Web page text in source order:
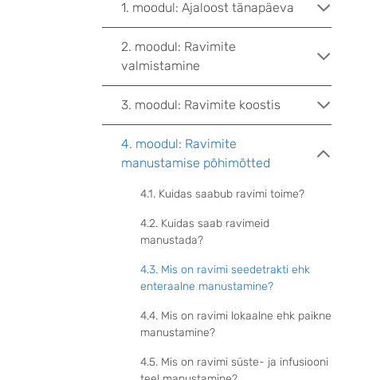
1. moodul: Ajaloost tänapäeva
2. moodul: Ravimite
valmistamine
3. moodul: Ravimite koostis
4. moodul: Ravimite
manustamise põhimõtted
4.1. Kuidas saabub ravimi toime?
4.2. Kuidas saab ravimeid
manustada?
4.3. Mis on ravimi seedetrakti ehk
enteraalne manustamine?
4.4. Mis on ravimi lokaalne ehk paikne
manustamine?
4.5. Mis on ravimi süste- ja infusiooni